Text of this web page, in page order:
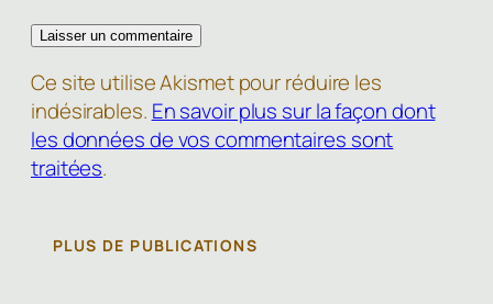
Ce site utilise Akismet pour réduire les
indésirables. En savoir plus sur la façon dont
les données de vos commentaires sont
traitées.
PLUS DE PUBLICATIONS